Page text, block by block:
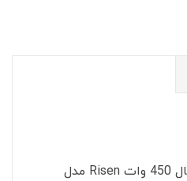
پنل خورشیدی مونوکریستال 450 وات Risen مدل